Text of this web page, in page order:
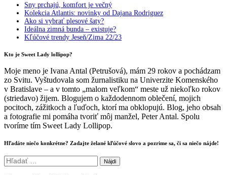
Sny prchajú, komfort je večný
Kolekcia Atlantis: novinky od Dajana Rodriguez
Ako si vybrať plesové šaty?
Ideálna zimná bunda – existuje?
Kľúčové trendy Jeseň/Zima 22/23
Kto je Sweet Lady lollipop?
Moje meno je Ivana Antal (Petrušová), mám 29 rokov a pochádzam
zo Svitu. Vyštudovala som žurnalistiku na Univerzite Komenského
v Bratislave – a v tomto „malom veľkom“ meste už niekoľko rokov
(striedavo) žijem. Blogujem o každodennom oblečení, mojich
pocitoch, zážitkoch a ľuďoch, ktorí ma obklopujú. Blog, jeho obsah
a fotografie mi pomáha tvoriť môj manžel, Peter Antal. Spolu
tvoríme tím Sweet Lady Lollipop.
Hľadáte niečo konkrétne? Zadajte želané kľúčové slovo a pozrime sa, či sa niečo nájde!
Hľadať: